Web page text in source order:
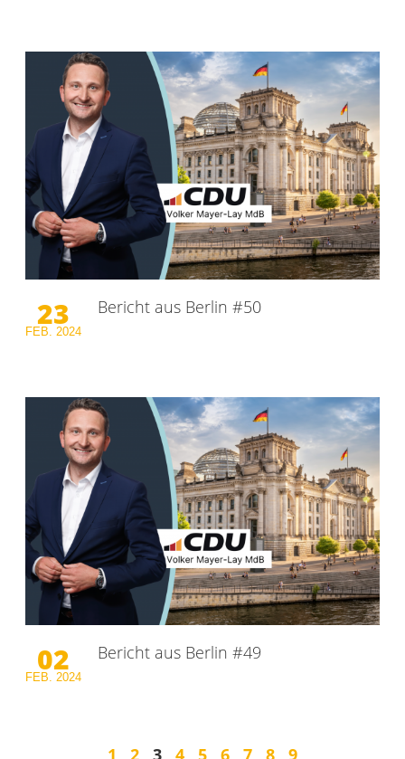
23
FEB.2024
Bericht aus Berlin #50
02
FEB. 2024
Bericht aus Berlin #49